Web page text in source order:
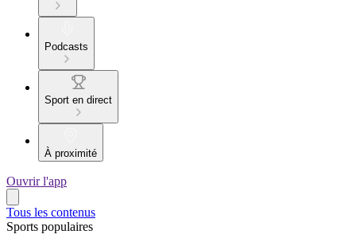
Podcasts
Sport en direct
À proximité
Ouvrir l'app
Tous les contenus
Sports populaires